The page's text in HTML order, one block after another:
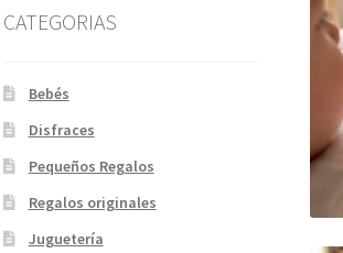
CATEGORIAS
Bebés
Disfraces
Pequeños Regalos
Regalos originales
Juguetería